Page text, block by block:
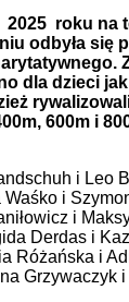
roku na
odbyła się
dla dzieci
600m i
i Leo
i
i
Derdas i
Różańska i
Grzywaczyk